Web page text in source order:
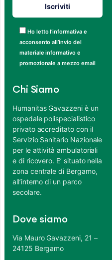
Ho letto l’informativa e
acconsento all’invio del
materiale informativo e
promozionale a mezzo email
Chi Siamo
Humanitas Gavazzeni è un
ospedale polispecialistico
privato accreditato con il
Servizio Sanitario Nazionale
per le attività ambulatoriali
e di ricovero. E’ situato nella
zona centrale di Bergamo,
all’interno di un parco
secolare.
Dove siamo
Via Mauro Gavazzeni, 21 –
24125 Bergamo